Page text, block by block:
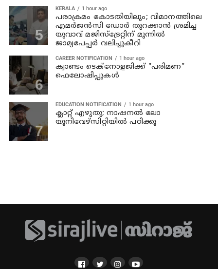
KERALA 1 hour ago
പരാക്രമം കോടതിയിലും; വിമാനത്തിലെ
എമര്‍ജന്‍സി ഡോര്‍ തുറക്കാന്‍ ശ്രമിച്ച
യുവാവ് മജിസ്ട്രേറ്റിന് മുന്നില്‍
ജാമ്യപേപ്പര്‍ വലിച്ചുകീറി
CAREER NOTIFICATION 1 hour ago
ക്വാണ്ടം ടെക്‌നോളജിക്ക് "പരിമണ"
ഫെലോഷിപ്പുകൾ
EDUCATION NOTIFICATION 1 hour ago
ക്ലാറ്റ് എഴുതു; നാഷനൽ ലോ
യൂനിവേഴ്‌സിറ്റിയിൽ പഠിക്കൂ